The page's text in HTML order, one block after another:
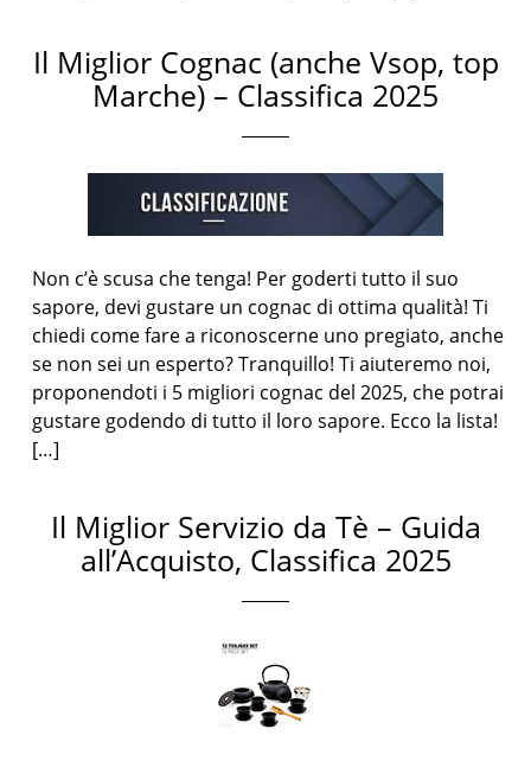
Il Miglior Cognac (anche Vsop, top
Marche) – Classifica 2025
Non c’è scusa che tenga! Per goderti tutto il suo
sapore, devi gustare un cognac di ottima qualità! Ti
chiedi come fare a riconoscerne uno pregiato, anche
se non sei un esperto? Tranquillo! Ti aiuteremo noi,
proponendoti i 5 migliori cognac del 2025, che potrai
gustare godendo di tutto il loro sapore. Ecco la lista!
[…]
Il Miglior Servizio da Tè – Guida
all’Acquisto, Classifica 2025